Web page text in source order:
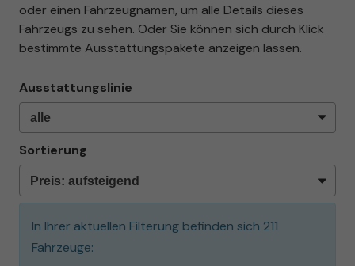
oder einen Fahrzeugnamen, um alle Details dieses
Fahrzeugs zu sehen. Oder Sie können sich durch Klick
bestimmte Ausstattungspakete anzeigen lassen.
Ausstattungslinie
Sortierung
In Ihrer aktuellen Filterung befinden sich 211
Fahrzeuge: